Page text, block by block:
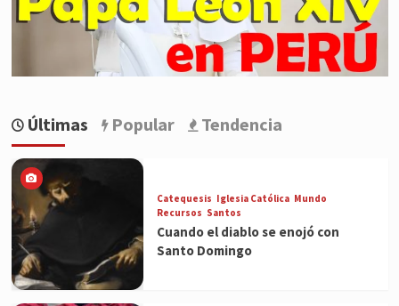
Últimas Popular Tendencia
Catequesis Iglesia Católica Mundo
Recursos Santos
Cuando el diablo se enojó con
Santo Domingo